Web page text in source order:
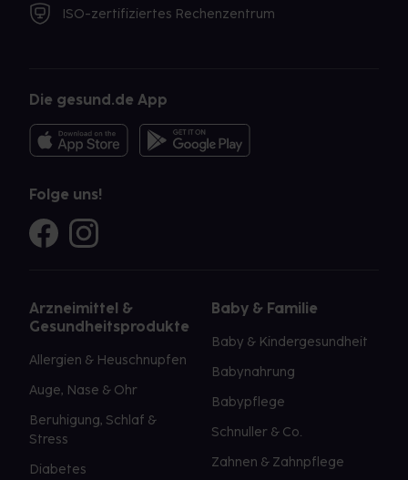
ISO-zertifiziertes Rechenzentrum
Die gesund.de App
Folge uns!
Arzneimittel &
Gesundheitsprodukte
Allergien & Heuschnupfen
Auge, Nase & Ohr
Beruhigung, Schlaf &
Stress
Diabetes
Baby & Familie
Baby & Kindergesundheit
Babynahrung
Babypflege
Schnuller & Co.
Zahnen & Zahnpflege